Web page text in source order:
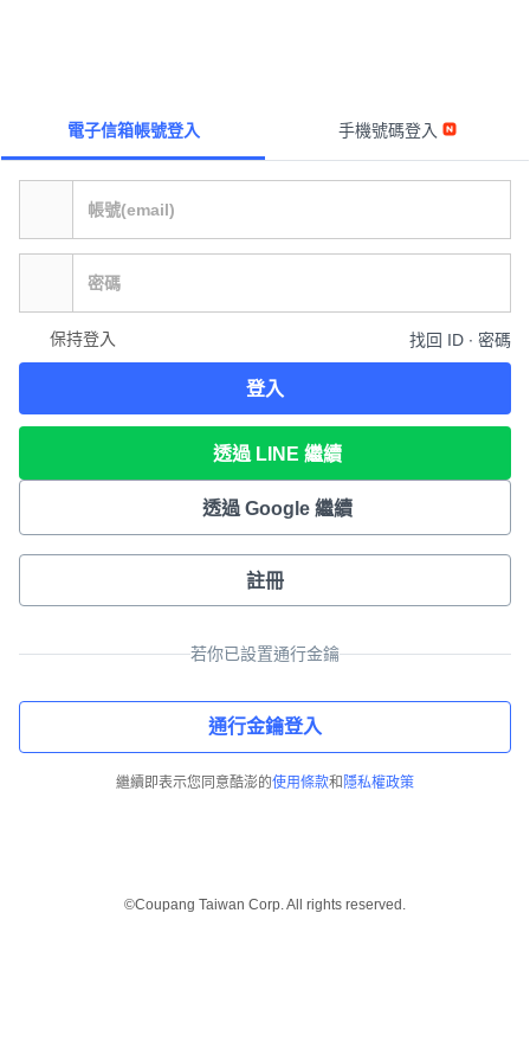
電子信箱帳號登入 手機號碼登入
保持登入 找回 ID ∙ 密碼
登入
透過 LINE 繼續
透過 Google 繼續
註冊
若你已設置通行金鑰
通行金鑰登入
繼續即表示您同意酷澎的使用條款和 隱私權政策
©Coupang Taiwan Corp. All rights reserved.